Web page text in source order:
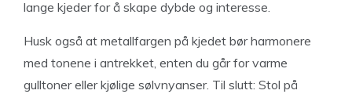
lange kjeder for å skape dybde og interesse.
Husk også at metallfargen på kjedet bør harmonere
med tonene i antrekket, enten du går for varme
gulltoner eller kjølige sølvnyanser. Til slutt: Stol på